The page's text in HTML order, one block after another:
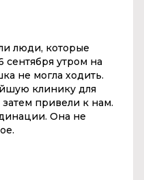
люди, которые
сентября утром на
не могла ходить.
клинику для
привели к нам.
Она не